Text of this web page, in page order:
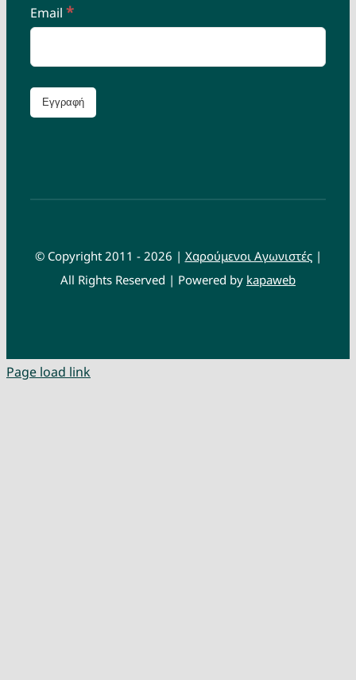
Email *
© Copyright 2011 - 2026 | Χαρούμενοι Αγωνιστές|
All Rights Reserved | Powered by kapaweb
Page load link